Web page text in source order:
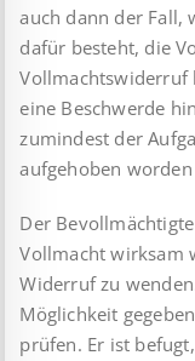
auch dann der Fall,
dafür besteht, die
Vollmachtswiderruf
eine Beschwerde
zumindest der
aufgehoben
Der
Vollmacht wirksam
Widerruf zu
Möglichkeit
prüfen. Er ist